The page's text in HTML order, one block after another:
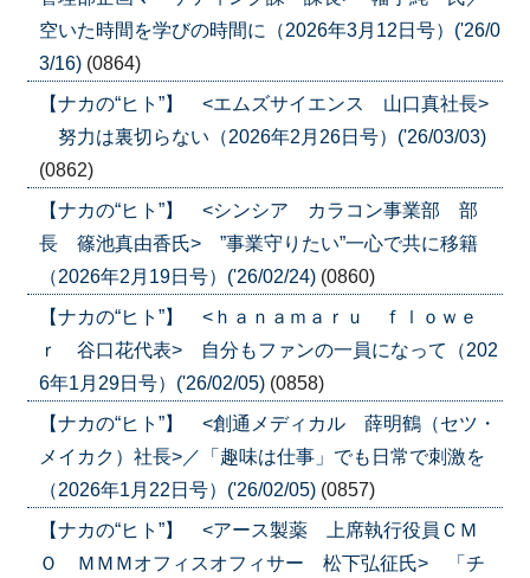
空いた時間を学びの時間に（2026年3月12日号）('26/0
3/16) (0864)
【ナカの“ヒト”】 <エムズサイエンス 山口真社長>
努力は裏切らない（2026年2月26日号）('26/03/03)
(0862)
【ナカの“ヒト”】 <シンシア カラコン事業部 部
長 篠池真由香氏> ”事業守りたい”一心で共に移籍
（2026年2月19日号）('26/02/24) (0860)
【ナカの“ヒト”】 <ｈａｎａｍａｒｕ ｆｌｏｗｅ
ｒ 谷口花代表> 自分もファンの一員になって（202
6年1月29日号）('26/02/05) (0858)
【ナカの“ヒト”】 <創通メディカル 薛明鶴（セツ・
メイカク）社長>／「趣味は仕事」でも日常で刺激を
（2026年1月22日号）('26/02/05) (0857)
【ナカの“ヒト”】 <アース製薬 上席執行役員ＣＭ
Ｏ ＭＭＭオフィスオフィサー 松下弘征氏> 「チ